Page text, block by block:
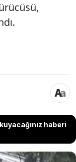
haberi